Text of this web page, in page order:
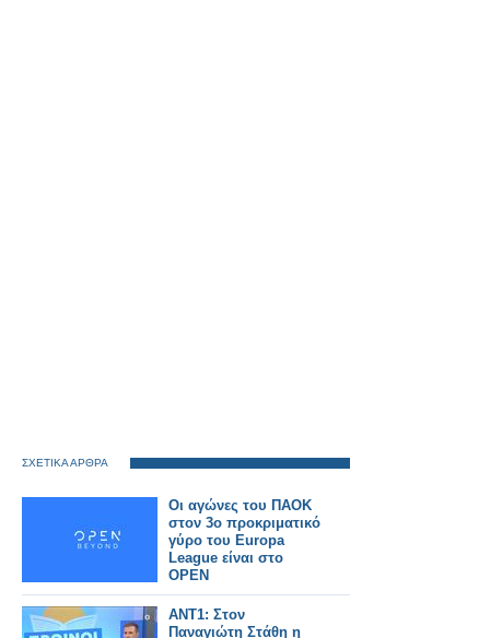
ΣΧΕΤΙΚΑ ΑΡΘΡΑ
Οι αγώνες του ΠΑΟΚ
στον 3ο προκριματικό
γύρο του Europa
League είναι στο
OPEN
ANT1: Στον
Παναγιώτη Στάθη η